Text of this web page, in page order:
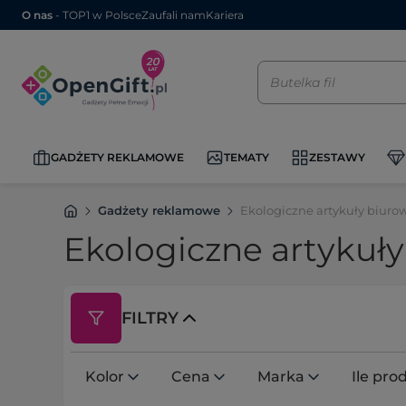
O nas - TOP1 w PolsceZaufali namKariera
GADŻETY REKLAMOWE TEMATY ZESTAWY
Gadżety reklamowe Ekologiczne artykuły
Ekologiczne
FILTRY
Kolor Cena Marka Ile